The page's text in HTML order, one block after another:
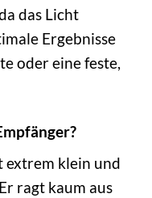
das Licht
Ergebnisse
oder eine feste,
extrem klein und
ragt kaum aus